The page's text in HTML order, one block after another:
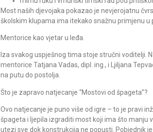
Most naših djevojaka pokazao je nevjerojatnu
školskim klupama ima itekako snažnu primjenu u
Mentorice kao vjetar u leđa.
Iza svakog uspješnog tima stoje stručni voditelji.
mentorice Tatjana Vadas, dipl. ing., i Ljiljana
na putu do postolja.
Što je zapravo natjecanje “Mostovi od špageta”?
Ovo natjecanje je puno više od igre – to je pravi
špageta i ljepila izgraditi most koji ima što manju
utezi sve dok konstrukcija ne popusti. Pobjednik